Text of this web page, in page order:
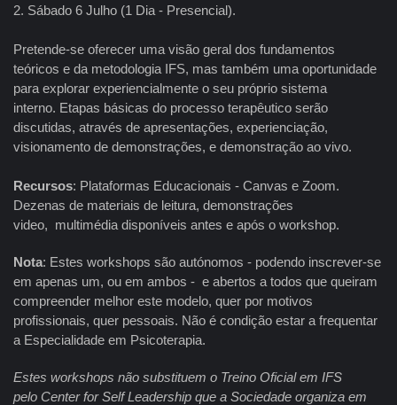
2. Sábado 6 Julho (1 Dia - Presencial).
Pretende-se oferecer uma visão geral dos fundamentos
teóricos e da metodologia IFS, mas também uma oportunidade
para explorar experiencialmente o seu próprio sistema
interno. Etapas básicas do processo terapêutico serão
discutidas, através de apresentações, experienciação,
visionamento de demonstrações, e demonstração ao vivo.
Recursos: Plataformas Educacionais - Canvas e Zoom.
Dezenas de materiais de leitura, demonstrações
video, multimédia disponíveis antes e após o workshop.
Nota: Estes workshops são autónomos - podendo inscrever-se
em apenas um, ou em ambos - e abertos a todos que queiram
compreender melhor este modelo, quer por motivos
profissionais, quer pessoais. Não é condição estar a frequentar
a Especialidade em Psicoterapia.
Estes workshops não substituem o Treino Oficial em IFS
pelo Center for Self Leadership que a Sociedade organiza em